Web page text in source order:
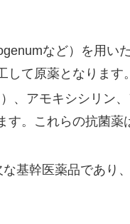
など）を用い
て原薬となります。
、アモキシシリン
。これらの抗菌薬
基幹医薬品であり